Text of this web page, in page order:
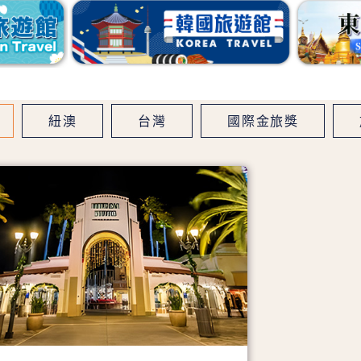
紐澳 台灣 國際金旅獎